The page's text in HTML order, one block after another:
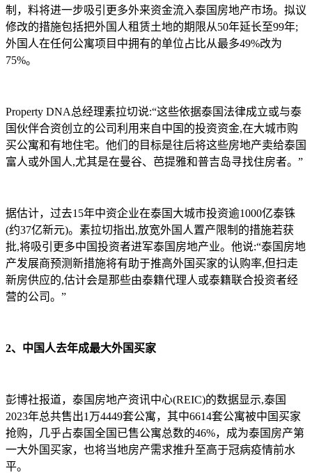
制，料将进一步吸引更多外来资金流入泰国房地产市场。拟议
修改的措施包括把外国人租赁土地的期限从50年延长至99年;
外国人在任何公寓项目中拥有的单位占比从最多49%改为
75%。
Property DNA总经理素拉切说:“这些依据泰国法律成立或与泰
国伙伴合资创立的公司利用来自中国的投资资金,在大城市购
买公寓和有地住宅。他们的目标是往后将这些房地产卖给泰国
富人或外国人,尤其是在曼谷、芭提雅和普吉岛寻找住房者。”
据估计，过去15年中资企业在泰国大城市投资逾1000亿泰铢
(约37亿新元)。素拉切指出,放宽外国人置产限制的措施若获
批,将吸引更多中国投资者进军泰国房地产业。他说:“泰国房地
产发展商预测新措施将有助于推高外国买家的认购率,但扫走
新房供应的,估计会是那些由泰籍代理人或泰籍联合投资者经
营的公司。”
2、中国人去年成最大外国买家
彭博社报道，泰国房地产资讯中心(REIC)的数据显示,泰国
2023年总共售出1万4449套公寓，其中6614套公寓被中国买家
抢购，几乎占泰国全国已售公寓总数的46%，成为泰国房产第
一大外国买家，也将当地房产需求推升至高于冠病疫情前水
平。